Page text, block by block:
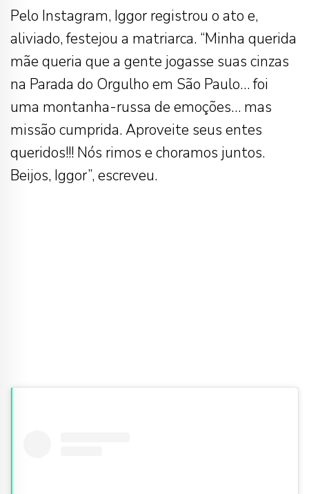
Pelo Instagram, Iggor registrou o ato e,
aliviado, festejou a matriarca. “Minha querida
mãe queria que a gente jogasse suas cinzas
na Parada do Orgulho em São Paulo… foi
uma montanha-russa de emoções… mas
missão cumprida. Aproveite seus entes
queridos!!! Nós rimos e choramos juntos.
Beijos, Iggor”, escreveu.